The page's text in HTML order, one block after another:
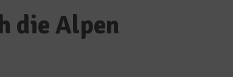
die Alpen